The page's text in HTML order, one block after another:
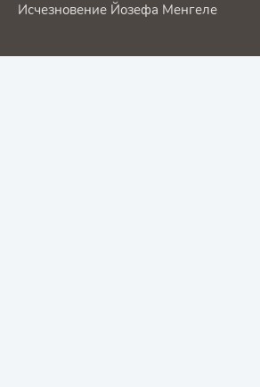
Исчезновение Йозефа Менгеле